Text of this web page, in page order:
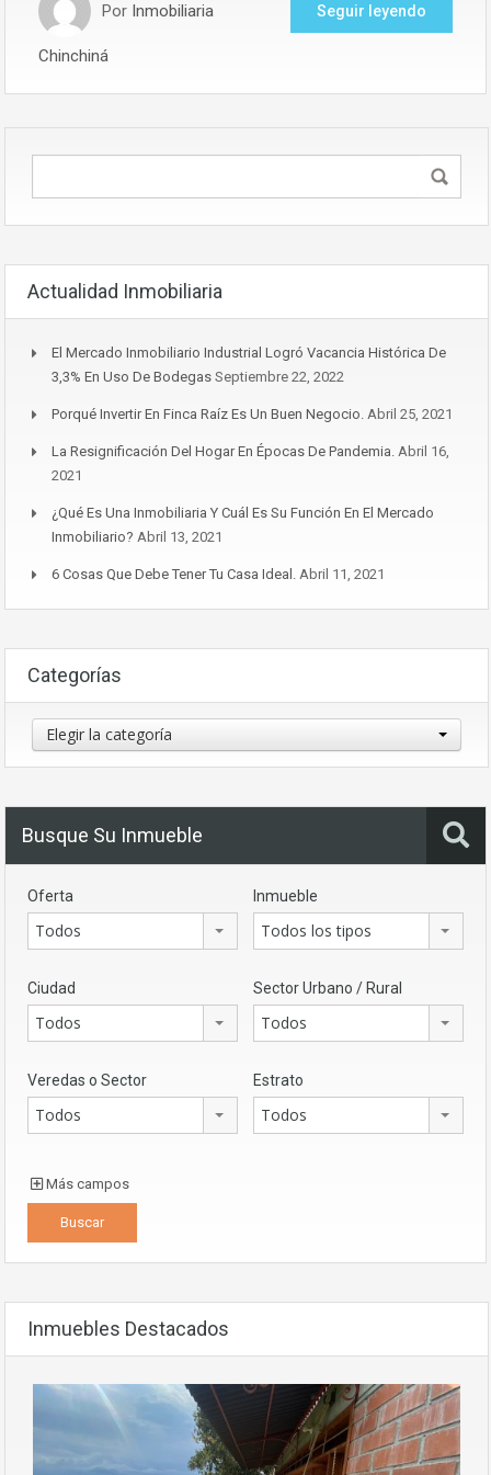
Por Inmobiliaria
Chinchiná
Seguir leyendo
Actualidad Inmobiliaria
El Mercado Inmobiliario Industrial Logró Vacancia Histórica De
3,3% En Uso De Bodegas Septiembre 22, 2022
Porqué Invertir En Finca Raíz Es Un Buen Negocio. Abril 25, 2021
La Resignificación Del Hogar En Épocas De Pandemia. Abril 16,
2021
¿Qué Es Una Inmobiliaria Y Cuál Es Su Función En El Mercado
Inmobiliario? Abril 13, 2021
6 Cosas Que Debe Tener Tu Casa Ideal. Abril 11, 2021
Categorías
Categorías
Elegir la categoría
Busque Su Inmueble
Oferta
Todos
Inmueble
Todos los tipos
Ciudad
Todos
Sector Urbano / Rural
Todos
Veredas o Sector
Todos
Estrato
Todos
Más campos
Inmuebles Destacados